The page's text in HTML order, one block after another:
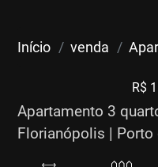
Início venda
R$
Apartamento 3
Florianópolis | Porto